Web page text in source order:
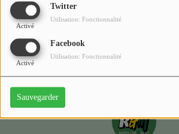
Twitter
Activé
Utilisation: Fonctionnalité
Facebook
Activé
Utilisation: Fonctionnalité
Sauvegarder
Jeux Concours
Contact